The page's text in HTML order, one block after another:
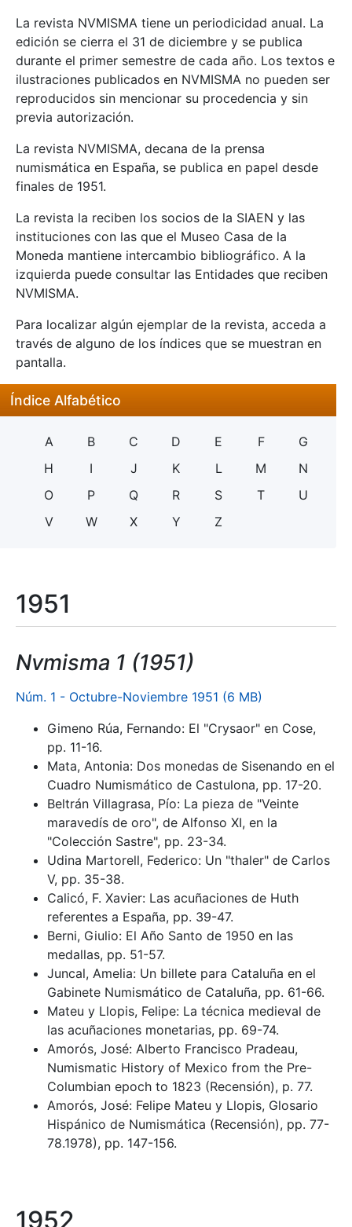
La revista NVMISMA tiene un periodicidad anual. La
edición se cierra el 31 de diciembre y se publica
durante el primer semestre de cada año. Los textos e
ilustraciones publicados en NVMISMA no pueden ser
reproducidos sin mencionar su procedencia y sin
previa autorización.
La revista NVMISMA, decana de la prensa
numismática en España, se publica en papel desde
finales de 1951.
La revista la reciben los socios de la SIAEN y las
instituciones con las que el Museo Casa de la
Moneda mantiene intercambio bibliográfico. A la
izquierda puede consultar las Entidades que reciben
NVMISMA.
Para localizar algún ejemplar de la revista, acceda a
través de alguno de los índices que se muestran en
pantalla.
Índice Alfabético
A B C D E F
G
H
I J K L M
N
O
P Q R S T
U
V
W X Y Z
1951
Nvmisma 1 (1951)
Núm. 1 - Octubre-Noviembre 1951 (6 MB)
Gimeno Rúa, Fernando: El "Crysaor" en Cose,
pp. 11-16.
Mata, Antonia: Dos monedas de Sisenando en el
Cuadro Numismático de Castulona, pp. 17-20.
Beltrán Villagrasa, Pío: La pieza de "Veinte
maravedís de oro", de Alfonso XI, en la
"Colección Sastre", pp. 23-34.
Udina Martorell, Federico: Un "thaler" de Carlos
V, pp. 35-38.
Calicó, F. Xavier: Las acuñaciones de Huth
referentes a España, pp. 39-47.
Berni, Giulio: El Año Santo de 1950 en las
medallas, pp. 51-57.
Juncal, Amelia: Un billete para Cataluña en el
Gabinete Numismático de Cataluña, pp. 61-66.
Mateu y Llopis, Felipe: La técnica medieval de
las acuñaciones monetarias, pp. 69-74.
Amorós, José: Alberto Francisco Pradeau,
Numismatic History of Mexico from the Pre-
Columbian epoch to 1823 (Recensión), p. 77.
Amorós, José: Felipe Mateu y Llopis, Glosario
Hispánico de Numismática (Recensión), pp. 77-
78.1978), pp. 147-156.
1952